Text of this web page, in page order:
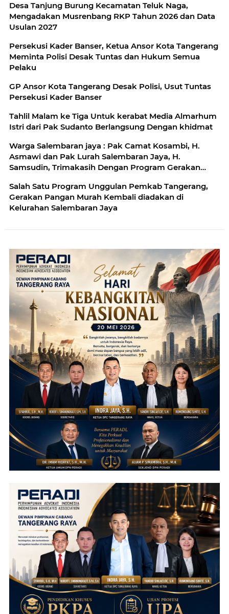
Desa Tanjung Burung Kecamatan Teluk Naga,
Mengadakan Musrenbang RKP Tahun 2026 dan Data
Usulan 2027
Persekusi Kader Banser, Ketua Ansor Kota Tangerang
Meminta Polisi Desak Tuntas dan Hukum Semua
Pelaku
GP Ansor Kota Tangerang Desak Polisi, Usut Tuntas
Persekusi Kader Banser
Tahlil Malam ke Tiga Untuk kerabat Media Almarhum
Istri dari Pak Sudanto Berlangsung Dengan khidmat
Warga Salembaran jaya : Pak Camat Kosambi, H.
Asmawi dan Pak Lurah Salembaran Jaya, H.
Samsudin, Trimakasih Dengan Program Gerakan
Terbantukan
Salah Satu Program Unggulan Pemkab Tangerang,
Gerakan Pangan Murah Kembali diadakan di
Kelurahan Salembaran Jaya